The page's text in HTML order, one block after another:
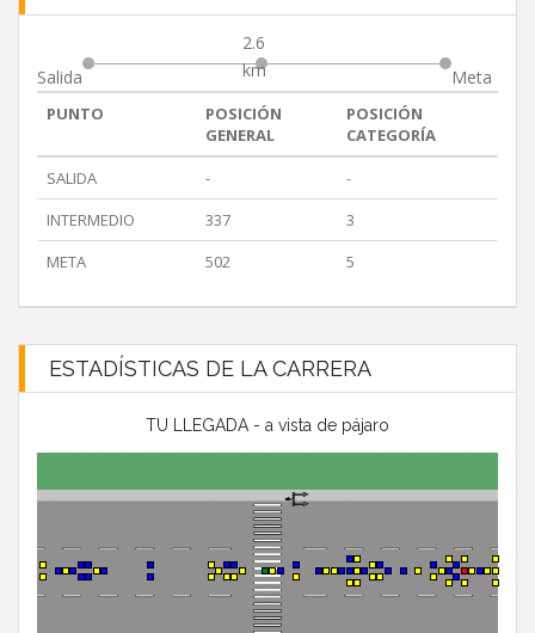
Salida
2.6
km
Meta
PUNTO
POSICIÓN
GENERAL
POSICIÓN
CATEGORÍA
SALIDA
-
-
INTERMEDIO
337
3
META
502 5
ESTADÍSTICAS DE LA CARRERA
TU LLEGADA - a vista de pájaro